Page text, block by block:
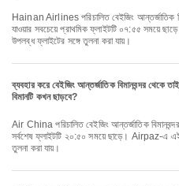
Hainan Airlines পরিচালিত বেইজিং আন্তর্জাতিক বিমানবন্দর থেকে তাইয়ুয়ান আন্তর্জাতিক বিমানবন্দর
যাওয়ার সবচেয়ে প্রাথমিক ফ্লাইটটি ০৭:৫৫ সময়ে
উপলব্ধ ফ্লাইটের সঙ্গে তুলনা করা যায়।
ব্যবহার করে বেইজিং আন্তর্জাতিক বিমানবন্দর থেকে
বিমানটি কখন ছাড়বে?
Air China পরিচালিত বেইজিং আন্তর্জাতিক বিমানবন্দর থেকে তাইয়ুয়ান আন্তর্জাতিক বিমানবন্দর যাওয়ার
সর্বশেষ ফ্লাইটটি ২০:৫০ সময়ে ছাড়ে। Airpaz-এ
তুলনা করা যায়।